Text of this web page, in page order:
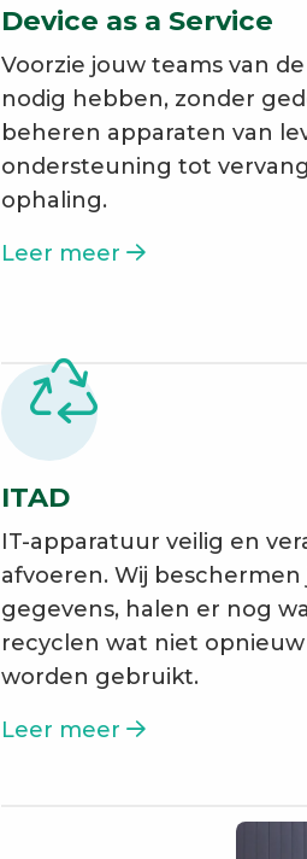
Device as a Service
Voorzie jouw teams van
nodig hebben, zonder
beheren apparaten van
ondersteuning tot
ophaling.
Leer meer
ITAD
IT-apparatuur veilig en
afvoeren. Wij beschermen
gegevens, halen er nog
recyclen wat niet opnieuw
worden gebruikt.
Leer meer